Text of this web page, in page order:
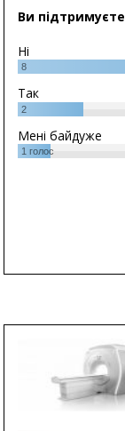
Ви підтримуєте
Ні
8
Так
2
Мені байдуже
1 голос